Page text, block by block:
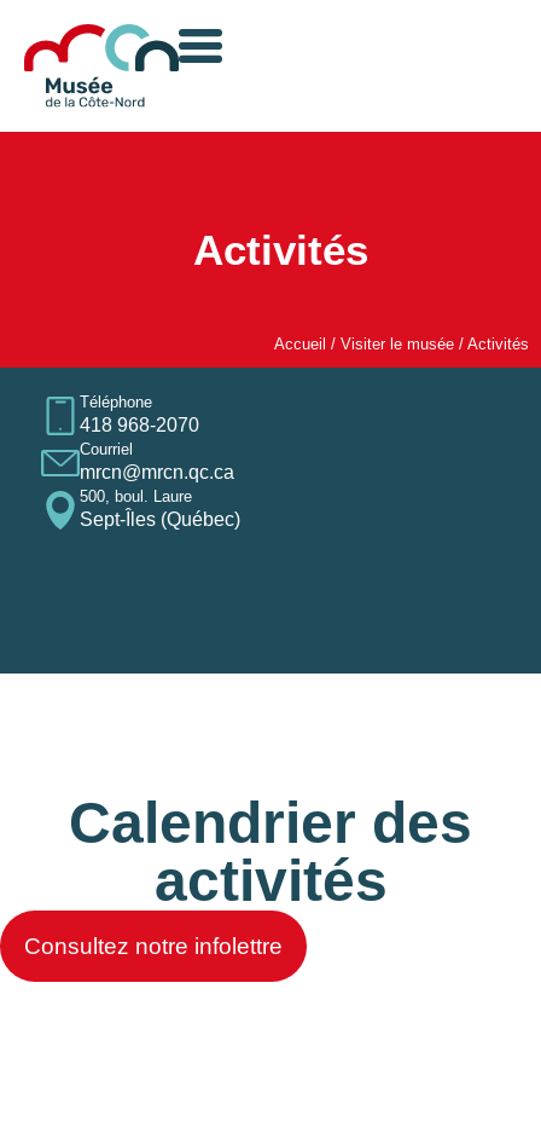
Activités
Accueil / Visiter le musée / Activités
Téléphone
418 968-2070
Courriel
mrcn@mrcn.qc.ca
500, boul. Laure
Sept-Îles (Québec)
Calendrier des
activités
Consultez notre infolettre